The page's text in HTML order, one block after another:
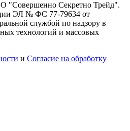
"Совершенно Секретно Трейд".
ЭЛ № ФС 77-79634 от
службой по надзору в
технологий и массовых
и Согласие на обработку